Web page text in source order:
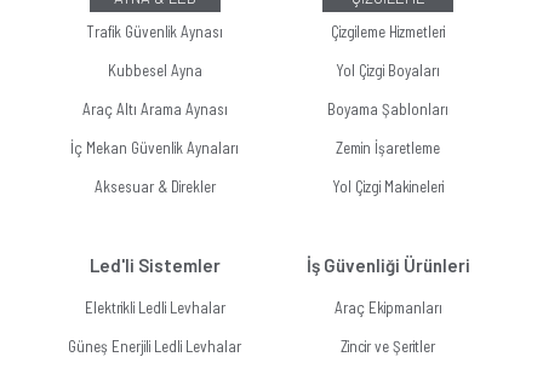
Trafik Güvenlik Aynası
Kubbesel Ayna
Araç Altı Arama Aynası
İç Mekan Güvenlik Aynaları
Aksesuar & Direkler
Led'li Sistemler
Elektrikli Ledli Levhalar
Güneş Enerjili Ledli Levhalar
Çizgileme Hizmetleri
Yol Çizgi Boyaları
Boyama Şablonları
Zemin İşaretleme
Yol Çizgi Makineleri
İş Güvenliği Ürünleri
Araç Ekipmanları
Zincir ve Şeritler